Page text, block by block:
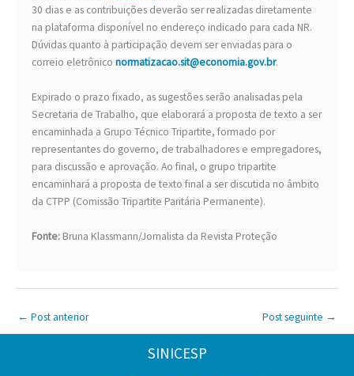
30 dias e as contribuições deverão ser realizadas diretamente
na plataforma disponível no endereço indicado para cada NR.
Dúvidas quanto à participação devem ser enviadas para o
correio eletrônico normatizacao.sit@economia.gov.br.
Expirado o prazo fixado, as sugestões serão analisadas pela
Secretaria de Trabalho, que elaborará a proposta de texto a ser
encaminhada a Grupo Técnico Tripartite, formado por
representantes do governo, de trabalhadores e empregadores,
para discussão e aprovação. Ao final, o grupo tripartite
encaminhará a proposta de texto final a ser discutida no âmbito
da CTPP (Comissão Tripartite Paritária Permanente).
Fonte: Bruna Klassmann/Jornalista da Revista Proteção
← Post anterior Post seguinte →
SINICESP